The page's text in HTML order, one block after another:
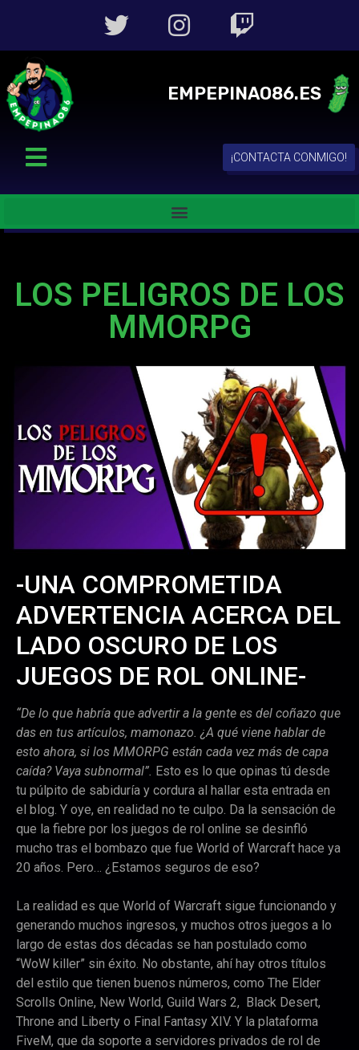
EMPEPINAO86.ES
¡CONTACTA CONMIGO!
LOS PELIGROS DE LOS
MMORPG
-UNA COMPROMETIDA
ADVERTENCIA ACERCA DEL
LADO OSCURO DE LOS
JUEGOS DE ROL ONLINE-
“De lo que habría que advertir a la gente es del coñazo que
das en tus artículos, mamonazo. ¿A qué viene hablar de
esto ahora, si los MMORPG están cada vez más de capa
caída? Vaya subnormal”. Esto es lo que opinas tú desde
tu púlpito de sabiduría y cordura al hallar esta entrada en
el blog. Y oye, en realidad no te culpo. Da la sensación de
que la fiebre por los juegos de rol online se desinfló
mucho tras el bombazo que fue World of Warcraft hace ya
20 años. Pero… ¿Estamos seguros de eso?
La realidad es que World of Warcraft sigue funcionando y
generando muchos ingresos, y muchos otros juegos a lo
largo de estas dos décadas se han postulado como
“WoW killer” sin éxito. No obstante, ahí hay otros títulos
del estilo que tienen buenos números, como The Elder
Scrolls Online, New World, Guild Wars 2, Black Desert,
Throne and Liberty o Final Fantasy XIV. Y la plataforma
FiveM, que da soporte a servidores privados de rol de